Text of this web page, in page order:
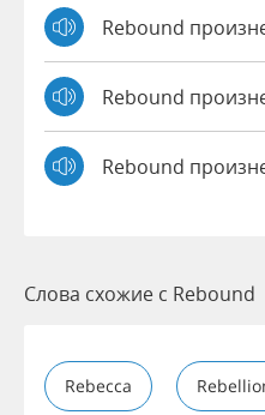
Rebound
Rebound
Rebound
Слова схожие с Rebound
Rebecca